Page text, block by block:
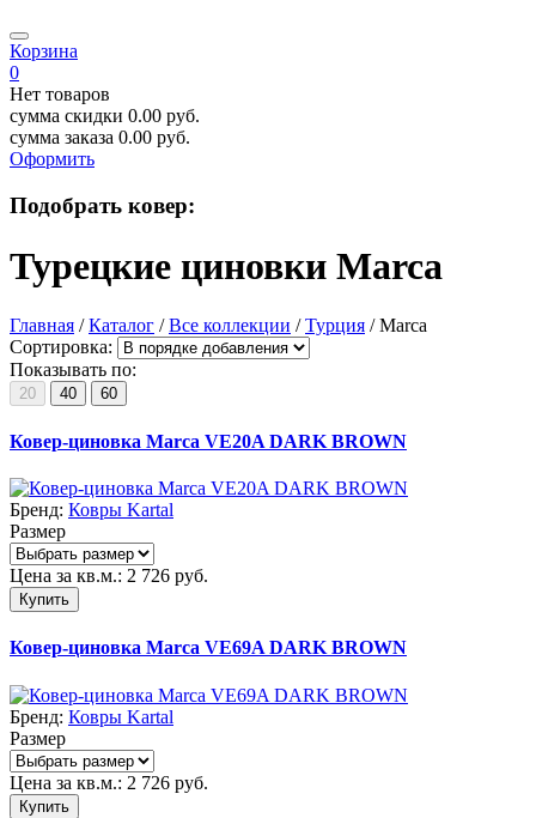
Корзина
0
Нет товаров
сумма скидки 0.00 руб.
сумма заказа 0.00 руб.
Оформить
Подобрать ковер:
Турецкие циновки Marca
Главная / Каталог / Все коллекции / Турция / Marca
Сортировка:
Показывать по:
20 40 60
Ковер-циновка Marca VE20A DARK BROWN
Бренд: Ковры Kartal
Размер
Цена за кв.м.: 2 726 руб.
Купить
Ковер-циновка Marca VE69A DARK BROWN
Бренд: Ковры Kartal
Размер
Цена за кв.м.: 2 726 руб.
Купить